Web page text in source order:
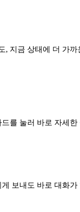
지금 상태에 더 가
를 눌러 바로 자세
보내도 바로 대화